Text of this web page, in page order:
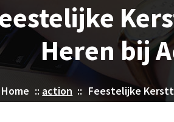
Heren bij
Home :: action :: Feestelijke